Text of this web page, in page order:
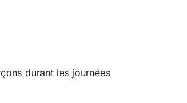
durant les journées